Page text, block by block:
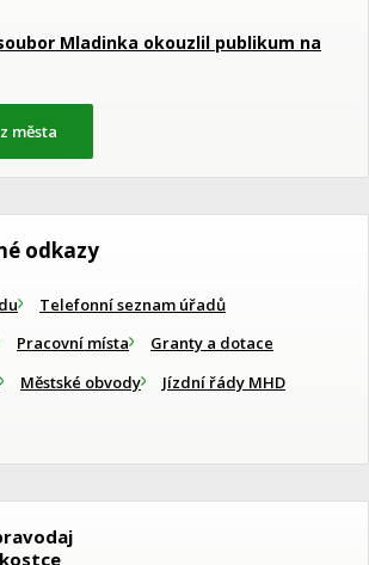
Mladinka okouzlil publikum na
města
odkazy
Telefonní seznam úřadů
Pracovní místa
Granty a dotace
Městské obvody Jízdní řády MHD